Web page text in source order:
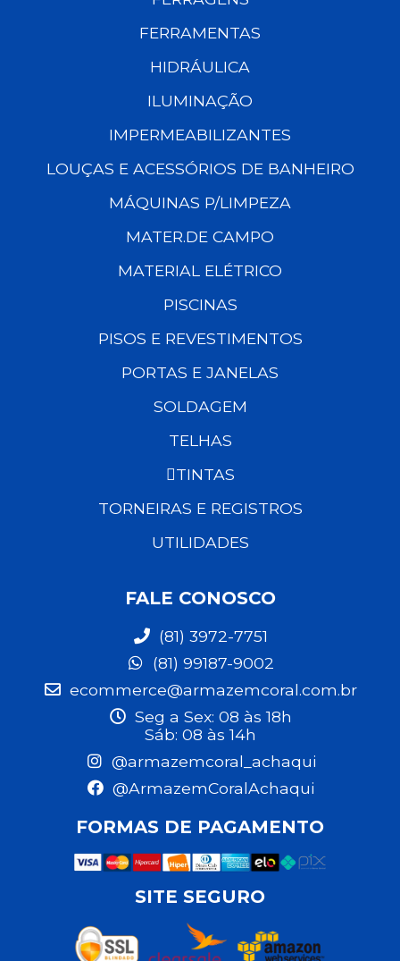
FERRAMENTAS
HIDRÁULICA
ILUMINAÇÃO
IMPERMEABILIZANTES
LOUÇAS E ACESSÓRIOS DE BANHEIRO
MÁQUINAS P/LIMPEZA
MATER.DE CAMPO
MATERIAL ELÉTRICO
PISCINAS
PISOS E REVESTIMENTOS
PORTAS E JANELAS
SOLDAGEM
TELHAS
TINTAS
TORNEIRAS E REGISTROS
UTILIDADES
FALE CONOSCO
(81) 3972-7751
(81) 99187-9002
ecommerce@armazemcoral.com.br
Seg a Sex: 08 às 18h
Sáb: 08 às 14h
@armazemcoral_achaqui
@ArmazemCoralAchaqui
FORMAS DE PAGAMENTO
SITE SEGURO